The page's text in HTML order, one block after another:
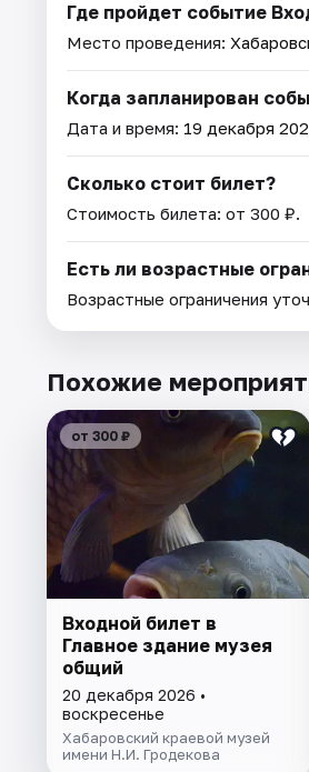
Где пройдет событие
Место проведения:
Когда запланирован
Дата и время: 19 декабря
Сколько стоит билет?
Стоимость билета: от 300 ₽.
Есть ли возрастные
Возрастные ограничения
Похожие
от 300 ₽
Входной билет в
Главное здание музея
общий
20 декабря 2026 •
воскресенье
Хабаровский краевой музей
имени Н.И. Гродекова